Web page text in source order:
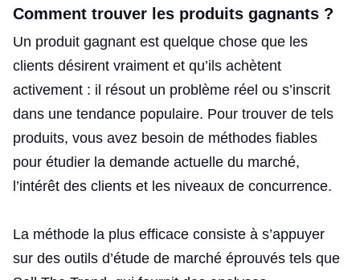
Comment trouver les produits gagnants ?
Un produit gagnant est quelque chose que les
clients désirent vraiment et qu’ils achètent
activement : il résout un problème réel ou s’inscrit
dans une tendance populaire. Pour trouver de tels
produits, vous avez besoin de méthodes fiables
pour étudier la demande actuelle du marché,
l’intérêt des clients et les niveaux de concurrence.
La méthode la plus efficace consiste à s’appuyer
sur des outils d’étude de marché éprouvés tels que